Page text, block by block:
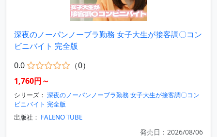
深夜のノーパンノーブラ勤務 女子大生が接客調〇コン
ビニバイト 完全版
0.0
（0）
1,760円～
シリーズ： 深夜のノーパンノーブラ勤務 女子大生が接客調〇コン
ビニバイト 完全版
出版社： FALENO TUBE
発売日：2026/08/06